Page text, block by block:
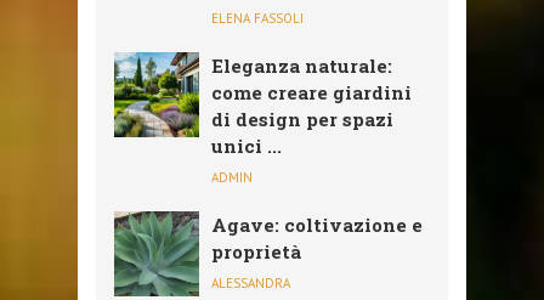
ELENA FASSOLI
Eleganza naturale:
come creare giardini
di design per spazi
unici ...
ADMIN
Agave: coltivazione e
proprietà
ALESSANDRA